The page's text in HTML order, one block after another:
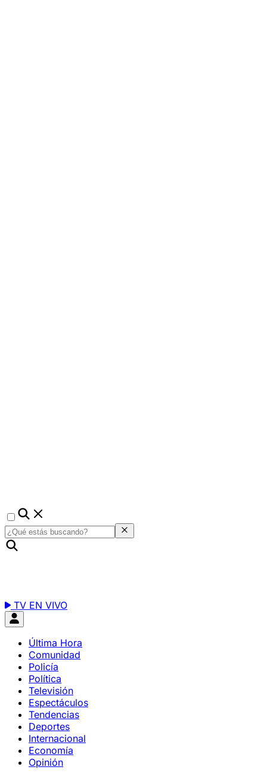
TV EN VIVO
Última Hora
Comunidad
Policía
Política
Televisión
Espectáculos
Tendencias
Deportes
Internacional
Economía
Opinión